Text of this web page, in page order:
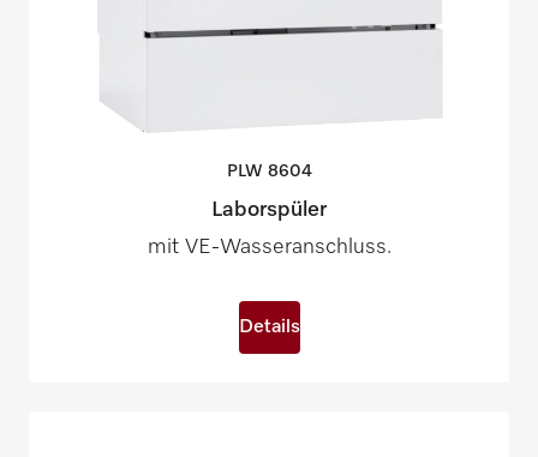
PLW 8604
Laborspüler
mit VE-Wasseranschluss.
Details